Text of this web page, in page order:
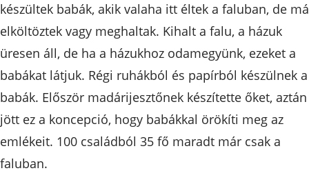
készültek babák, akik valaha itt éltek a faluban, de
elköltöztek vagy meghaltak. Kihalt a falu, a házuk
üresen áll, de ha a házukhoz odamegyünk, ezeket a
babákat látjuk. Régi ruhákból és papírból készülnek a
babák. Először madárijesztőnek készítette őket, aztán
jött ez a koncepció, hogy babákkal örökíti meg az
emlékeit. 100 családból 35 fő maradt már csak a
faluban.